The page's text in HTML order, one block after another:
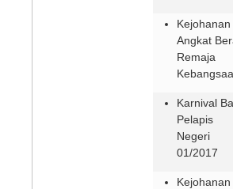
Kejohanan
Angkat
Remaja
Karnival
Pelapis
Negeri
01/2017
Kejohanan